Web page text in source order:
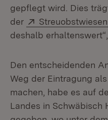
gepflegt wird. Dies
der
Extern:
Streuobstwiesen
deshalb
Den entscheidenden
Weg der Eintragung
machen, habe es auf
Landes in Schwäbisch